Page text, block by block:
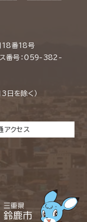
番18号
番号：059-382-
日を除く）
アクセス